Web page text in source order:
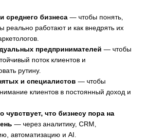
среднего бизнеса — чтобы понять,
реально работают и как внедрять их
предпринимателей — чтобы
поток клиентов и
рутину.
и специалистов — чтобы
клиентов в постоянный доход и
чувствует, что бизнесу пора на
— через аналитику, CRM,
автоматизацию и AI.